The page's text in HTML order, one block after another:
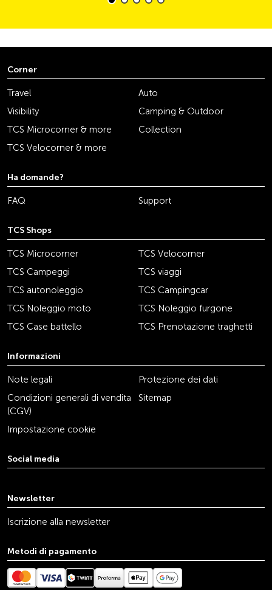
Corner
Travel
Auto
Visibility
Camping & Outdoor
TCS Microcorner & more
Collection
TCS Velocorner & more
Ha domande?
FAQ Support
TCS Shops
TCS Microcorner
TCS Velocorner
TCS Campeggi
TCS viaggi
TCS autonoleggio
TCS Campingcar
TCS Noleggio moto
TCS Noleggio furgone
TCS Case battello
TCS Prenotazione traghetti
Informazioni
Note legali
Protezione dei dati
Condizioni generali di vendita
(CGV)
Sitemap
Impostazione cookie
Social media
Newsletter
Iscrizione alla newsletter
Metodi di pagamento